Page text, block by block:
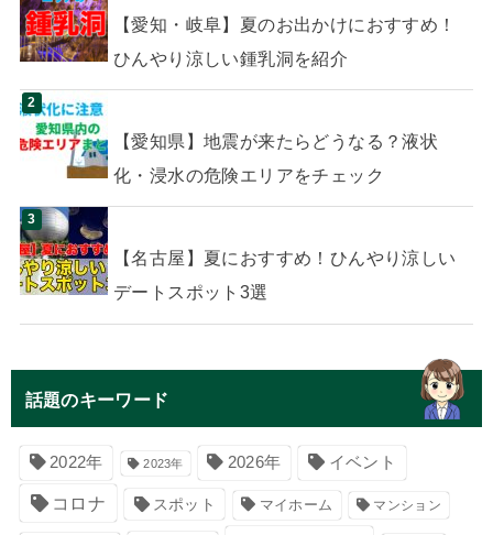
【愛知・岐阜】夏のお出かけにおすすめ！
ひんやり涼しい鍾乳洞を紹介
【愛知県】地震が来たらどうなる？液状
化・浸水の危険エリアをチェック
【名古屋】夏におすすめ！ひんやり涼しい
デートスポット3選
話題のキーワード
2022年 2023年 2026年 イベント
コロナ スポット マイホーム マンション